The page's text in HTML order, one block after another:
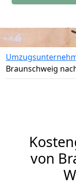
Braunschweig
von